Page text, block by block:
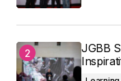
JGBB